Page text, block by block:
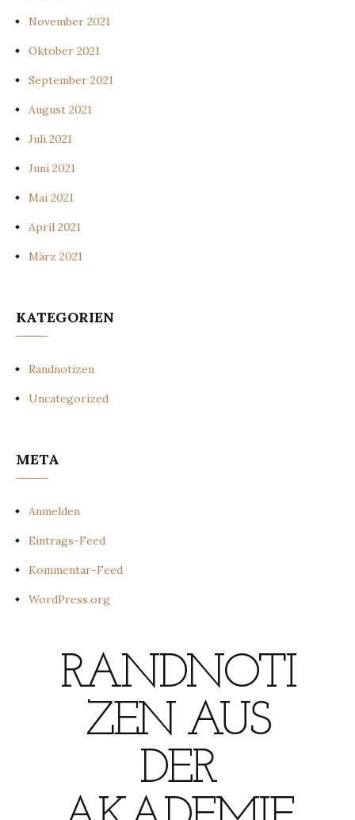
November 2021
Oktober 2021
September 2021
August 2021
Juli 2021
Juni 2021
Mai 2021
April 2021
März 2021
KATEGORIEN
Randnotizen
Uncategorized
META
Anmelden
Eintrags-Feed
Kommentar-Feed
WordPress.org
RANDNOTI
ZEN AUS
DER